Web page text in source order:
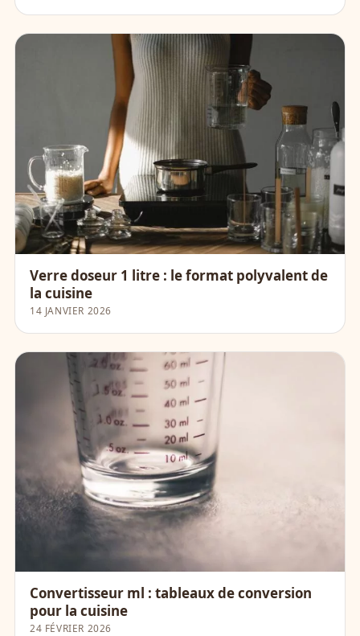
Verre doseur 1 litre : le format polyvalent de
la cuisine
14 JANVIER 2026
Convertisseur ml : tableaux de conversion
pour la cuisine
24 FÉVRIER 2026